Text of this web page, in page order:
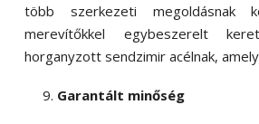
több szerkezeti megoldásnak
merevítőkkel egybeszerelt
horganyzott sendzimir acélnak,
Garantált minőség